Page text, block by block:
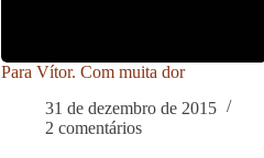
Para Vítor. Com muita dor
31 de dezembro de 2015
2 comentários